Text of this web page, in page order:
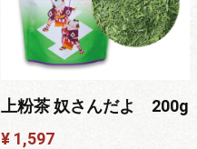
上粉茶 奴さんだよ 200g
¥ 1,597